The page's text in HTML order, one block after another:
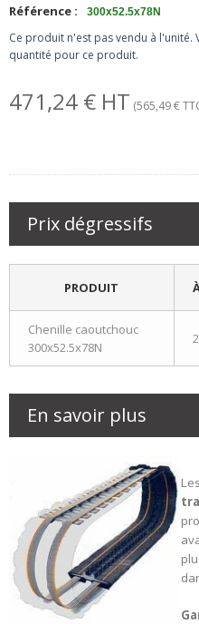
Référence : 300x52.5x78N
Ce produit n'est pas vendu à l'unité.
quantité pour ce produit.
471,24 € HT (565,49 €
Prix dégressifs
PRODUIT
Chenille caoutchouc
300x52.5x78N
2
En savoir plus
Les